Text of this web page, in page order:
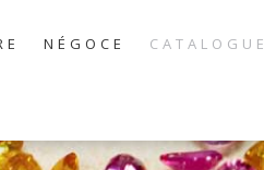
NÉGOCE CATALOGUE